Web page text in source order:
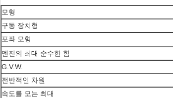
모형
구동 장치형
포좌 모형
엔진의 최대 순수한 힘
G.V.W.
전반적인 차원
속도를 모는 최대